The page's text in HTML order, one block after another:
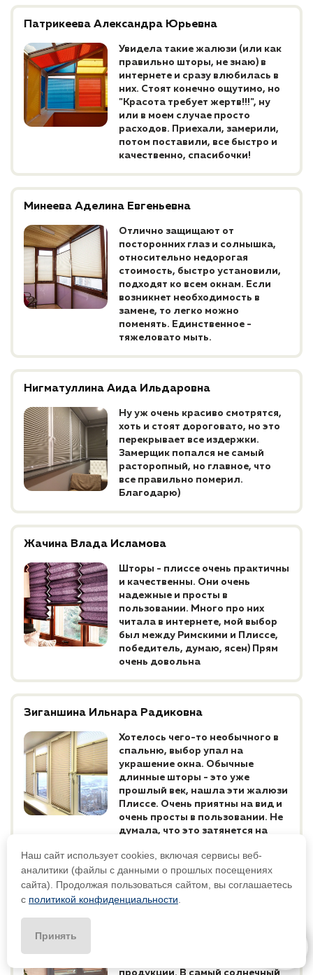
Патрикеева Александра Юрьевна
Увидела такие жалюзи (или как
правильно шторы, не знаю) в
интернете и сразу влюбилась в
них. Стоят конечно ощутимо, но
"Красота требует жертв!!!", ну
или в моем случае просто
расходов. Приехали, замерили,
потом поставили, все быстро и
качественно, спасибочки!
Минеева Аделина Евгеньевна
Отлично защищают от
посторонних глаз и солнышка,
относительно недорогая
стоимость, быстро установили,
подходят ко всем окнам. Если
возникнет необходимость в
замене, то легко можно
поменять. Единственное -
тяжеловато мыть.
Нигматуллина Аида Ильдаровна
Ну уж очень красиво смотрятся,
хоть и стоят дороговато, но это
перекрывает все издержки.
Замерщик попался не самый
расторопный, но главное, что
все правильно померил.
Благодарю)
Жачина Влада Исламова
Шторы - плиссе очень практичны
и качественны. Они очень
надежные и просты в
пользовании. Много про них
читала в интернете, мой выбор
был между Римскими и Плиссе,
победитель, думаю, ясен) Прям
очень довольна
Зиганшина Ильнара Радиковна
Хотелось чего-то необычного в
спальню, выбор упал на
украшение окна. Обычные
длинные шторы - это уже
прошлый век, нашла эти жалюзи
Плиссе. Очень приятны на вид и
очень просты в пользовании. Не
думала, что это затянется на
Комиссарова Диана Викторовна
продукции. В самый солнечный
Наш сайт использует cookies, включая сервисы веб-
аналитики (файлы с данными о прошлых посещениях
сайта). Продолжая пользоваться сайтом, вы соглашаетесь
с политикой конфиденциальности
Принять